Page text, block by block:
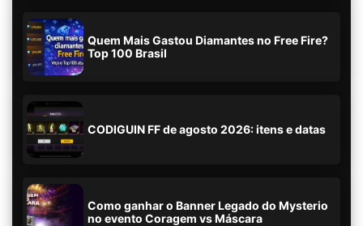
Quem Mais Gastou Diamantes no Free Fire?
Top 100 Brasil
CODIGUIN FF de agosto 2026: itens e datas
Como ganhar o Banner Legado do Mysterio
no evento Coragem vs Máscara